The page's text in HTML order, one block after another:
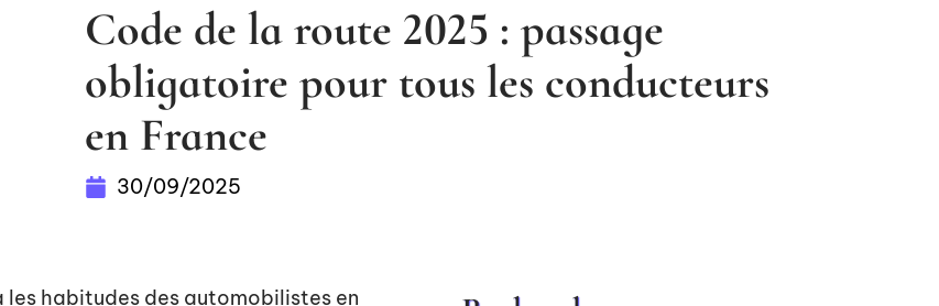
Code de la route 2025 : passage
obligatoire pour tous les conducteurs
en France
30/09/2025
les habitudes des automobilistes en